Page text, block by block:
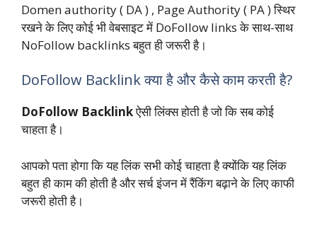
Domen authority ( DA ) , Page Authority ( PA ) स्थिर
रखने के लिए कोई भी वेबसाइट में DoFollow links के साथ-साथ
NoFollow backlinks बहुत ही जरूरी है।
DoFollow Backlink क्या है और कैसे काम करती है?
DoFollow Backlinkऐसी लिंक्स होती है जो कि सब कोई
चाहता है।
आपको पता होगा कि यह लिंक सभी कोई चाहता है क्योंकि यह लिंक
बहुत ही काम की होती है और सर्च इंजन में रैंकिंग बढ़ाने के लिए काफी
जरूरी होती है।